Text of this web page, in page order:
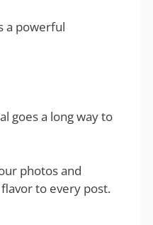
a powerful
goes a long way to
photos and
to every post.